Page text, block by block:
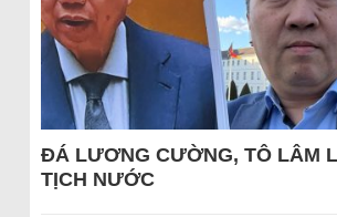
ĐÁ LƯƠNG CƯỜNG, TÔ LÂM
TỊCH NƯỚC